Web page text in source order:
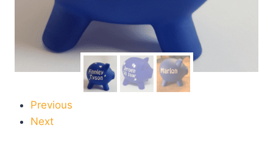
Previous
Next